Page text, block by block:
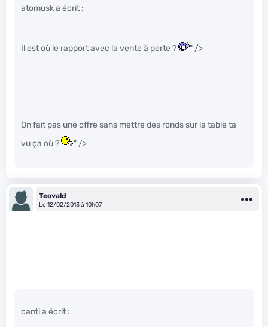
atomusk a écrit :
Il est où le rapport avec la vente à perte ? " />
On fait pas une offre sans mettre des ronds sur la table ta
vu ça où ?
" />
Teovald
Le 12/02/2013 à 10h07
canti a écrit :